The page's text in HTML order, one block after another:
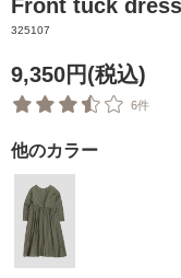
Front tuck
325107
9,350円(税込)
6件
他のカラー